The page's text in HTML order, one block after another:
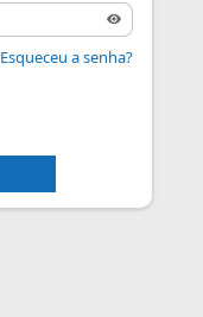
Esqueceu a senha?